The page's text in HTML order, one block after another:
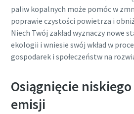
paliw kopalnych może pomóc w
poprawie czystości powietrza i
Niech Twój zakład wyznaczy nowe
ekologii i wniesie swój wkład w
gospodarek i społeczeństw na
Osiągnięcie
emisji